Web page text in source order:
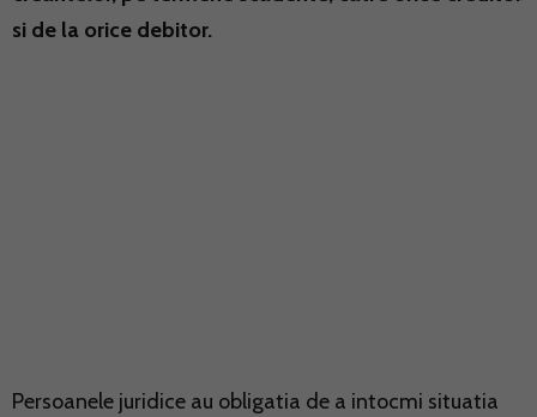
si de la orice debitor.
Persoanele juridice au obligatia de a intocmi situatia